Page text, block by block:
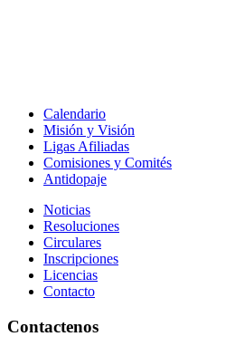
Calendario
Misión y Visión
Ligas Afiliadas
Comisiones y Comités
Antidopaje
Noticias
Resoluciones
Circulares
Inscripciones
Licencias
Contacto
Contactenos